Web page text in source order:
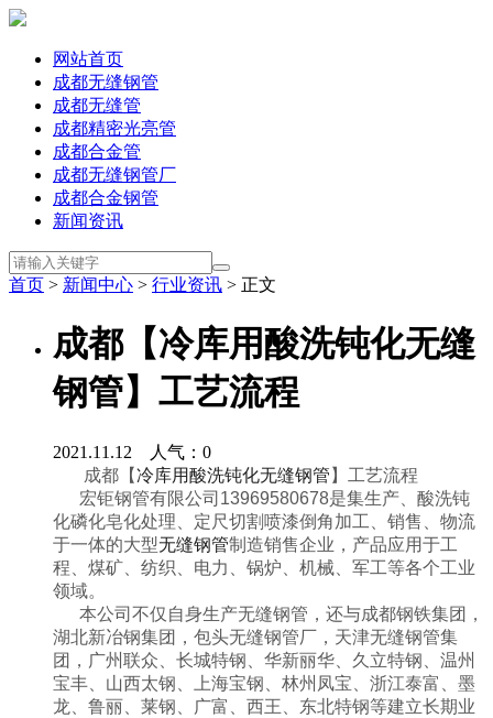
网站首页
成都无缝钢管
成都无缝管
成都精密光亮管
成都合金管
成都无缝钢管厂
成都合金钢管
新闻资讯
首页 > 新闻中心 > 行业资讯 > 正文
成都【冷库用酸洗钝化无缝
钢管】工艺流程
2021.11.12 人气： 0
成都【冷库用酸洗钝化无缝钢管 】工艺流程
宏钜钢管有限公司13969580678是集生产、酸洗钝
化磷化皂化处理、定尺切割喷漆倒角加工、销售、物流
于一体的大型无缝钢管制造销售企业，产品应用于工
程、煤矿、纺织、电力、锅炉、机械、军工等各个工业
领域。
本公司不仅自身生产无缝钢管，还与成都钢铁集团，
湖北新冶钢集团，包头无缝钢管厂，天津无缝钢管集
团，广州联众、长城特钢、华新丽华、久立特钢、温州
宝丰、山西太钢、上海宝钢、林州凤宝、浙江泰富、墨
龙、鲁丽、莱钢、广富、西王、东北特钢等建立长期业